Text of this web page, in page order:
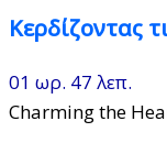
Κερδίζοντας
01 ωρ. 47 λεπ.
Charming the